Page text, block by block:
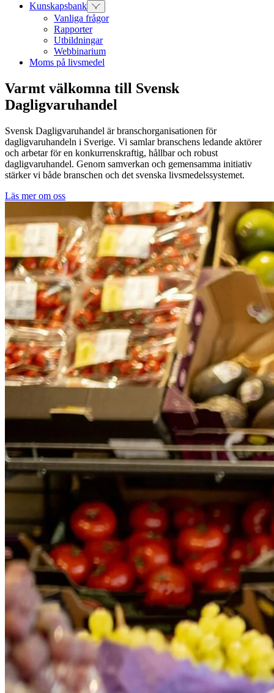
Kunskapsbank
Vanliga frågor
Rapporter
Utbildningar
Webbinarium
Moms på livsmedel
Varmt välkomna till Svensk
Dagligvaruhandel
Svensk Dagligvaruhandel är branschorganisationen för
dagligvaruhandeln i Sverige. Vi samlar branschens ledande aktörer
och arbetar för en konkurrenskraftig, hållbar och robust
dagligvaruhandel. Genom samverkan och gemensamma initiativ
stärker vi både branschen och det svenska livsmedelssystemet.
Läs mer om oss